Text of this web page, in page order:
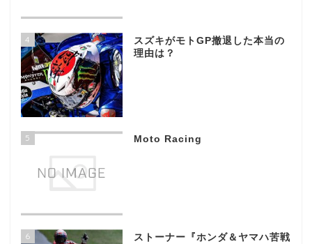
4
スズキがモトGP撤退した本当の
理由は？
5 Moto Racing
6
ストーナー『ホンダ＆ヤマハ苦戦